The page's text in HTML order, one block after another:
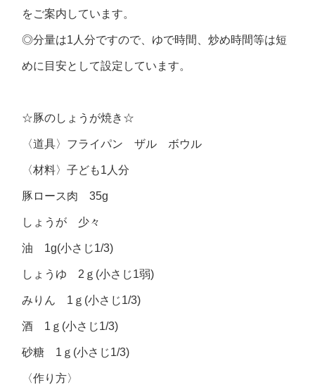
をご案内しています。
◎分量は1人分ですので、ゆで時間、炒め時間等は短
めに目安として設定しています。
☆豚のしょうが焼き☆
〈道具〉フライパン ザル ボウル
〈材料〉子ども1人分
豚ロース肉 35g
しょうが 少々
油 1g(小さじ1/3)
しょうゆ 2ｇ(小さじ1弱)
みりん 1ｇ(小さじ1/3)
酒 1ｇ(小さじ1/3)
砂糖 1ｇ(小さじ1/3)
〈作り方〉